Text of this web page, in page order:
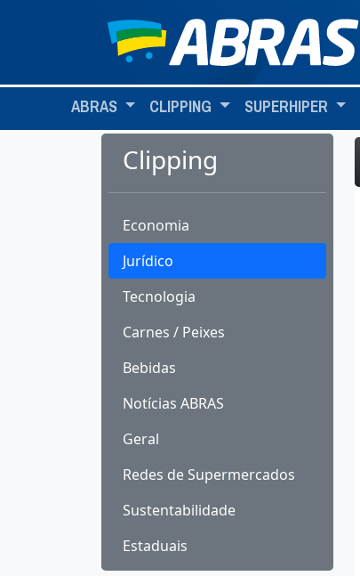
ABRAS CLIPPING SUPERHIPER
Clipping
Economia
Jurídico
Tecnologia
Carnes / Peixes
Bebidas
Notícias ABRAS
Geral
Redes de Supermercados
Sustentabilidade
Estaduais